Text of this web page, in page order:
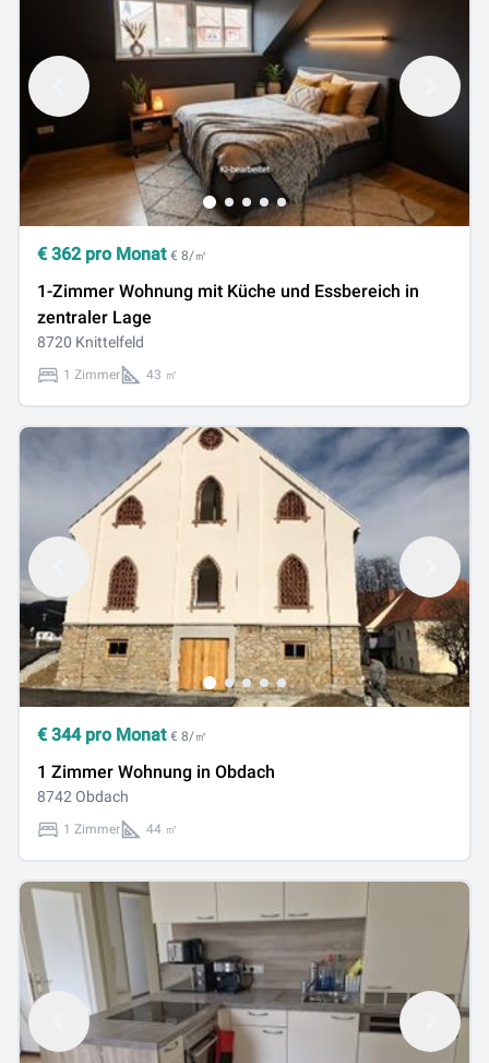
€ 362pro Monat € 8/㎡
1-Zimmer Wohnung mit Küche und Essbereich in
zentraler Lage
8720 Knittelfeld
1 Zimmer 43 ㎡
€ 344pro Monat € 8/㎡
1 Zimmer Wohnung in Obdach
8742 Obdach
1 Zimmer 44 ㎡